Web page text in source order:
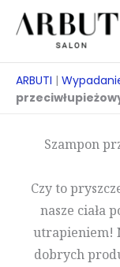
Przejdź
ARBUTI |
Szampon
Czy to
nasze ciała
utrapieniem!
dobrych